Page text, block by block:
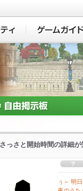
さっさと開始時間の詳細
ぅ～ 明